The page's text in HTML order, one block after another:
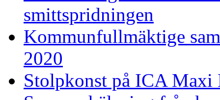
smittspridningen
Kommunfullmäktige
2020
Stolpkonst på ICA Maxi